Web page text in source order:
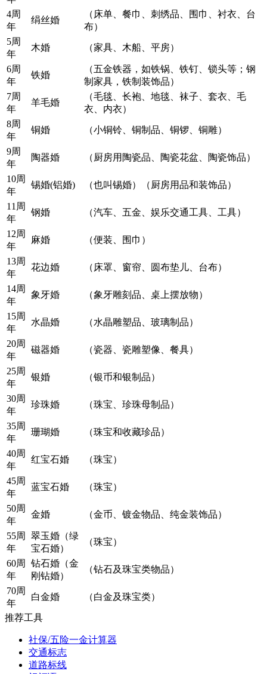
4周
年
绢丝婚
（床单、餐巾、刺绣品、围巾、衬衣、台
布）
5周
年
木婚 （家具、木船、平房）
6周
年
铁婚
（五金铁器，如铁锅、铁钉、锁头等；钢
制家具，铁制装饰品）
7周
年
羊毛婚
（毛毯、长袍、地毯、袜子、套衣、毛
衣、内衣）
8周
年
铜婚 （小铜铃、铜制品、铜锣、铜雕）
9周
年
陶器婚 （厨房用陶瓷品、陶瓷花盆、陶瓷饰品）
10周
年
锡婚(铝婚) （也叫锡婚）（厨房用品和装饰品）
11周
年
钢婚 （汽车、五金、娱乐交通工具、工具）
12周
年
麻婚 （便装、围巾）
13周
年
花边婚 （床罩、窗帘、圆布垫儿、台布）
14周
年
象牙婚 （象牙雕刻品、桌上摆放物）
15周
年
水晶婚 （水晶雕塑品、玻璃制品）
20周
年
磁器婚 （瓷器、瓷雕塑像、餐具）
25周
年
银婚 （银币和银制品）
30周
年
珍珠婚 （珠宝、珍珠母制品）
35周
年
珊瑚婚 （珠宝和收藏珍品）
40周
年
红宝石婚 （珠宝）
45周
年
蓝宝石婚 （珠宝）
50周
年
金婚 （金币、镀金物品、纯金装饰品）
55周
年
翠玉婚（绿
宝石婚）
（珠宝）
60周
年
钻石婚（金
刚钻婚）
（钻石及珠宝类物品）
70周
年
白金婚 （白金及珠宝类）
推荐工具
社保/五险一金计算器
交通标志
道路标线